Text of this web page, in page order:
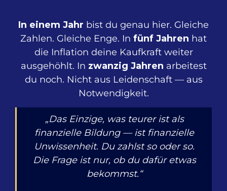
In einem Jahr bist du genau hier. Gleiche
Zahlen. Gleiche Enge. In fünf Jahren hat
die Inflation deine Kaufkraft weiter
ausgehöhlt. In zwanzig Jahren arbeitest
du noch. Nicht aus Leidenschaft — aus
Notwendigkeit.
„Das Einzige, was teurer ist als
finanzielle Bildung — ist finanzielle
Unwissenheit. Du zahlst so oder so.
Die Frage ist nur, ob du dafür etwas
bekommst.“